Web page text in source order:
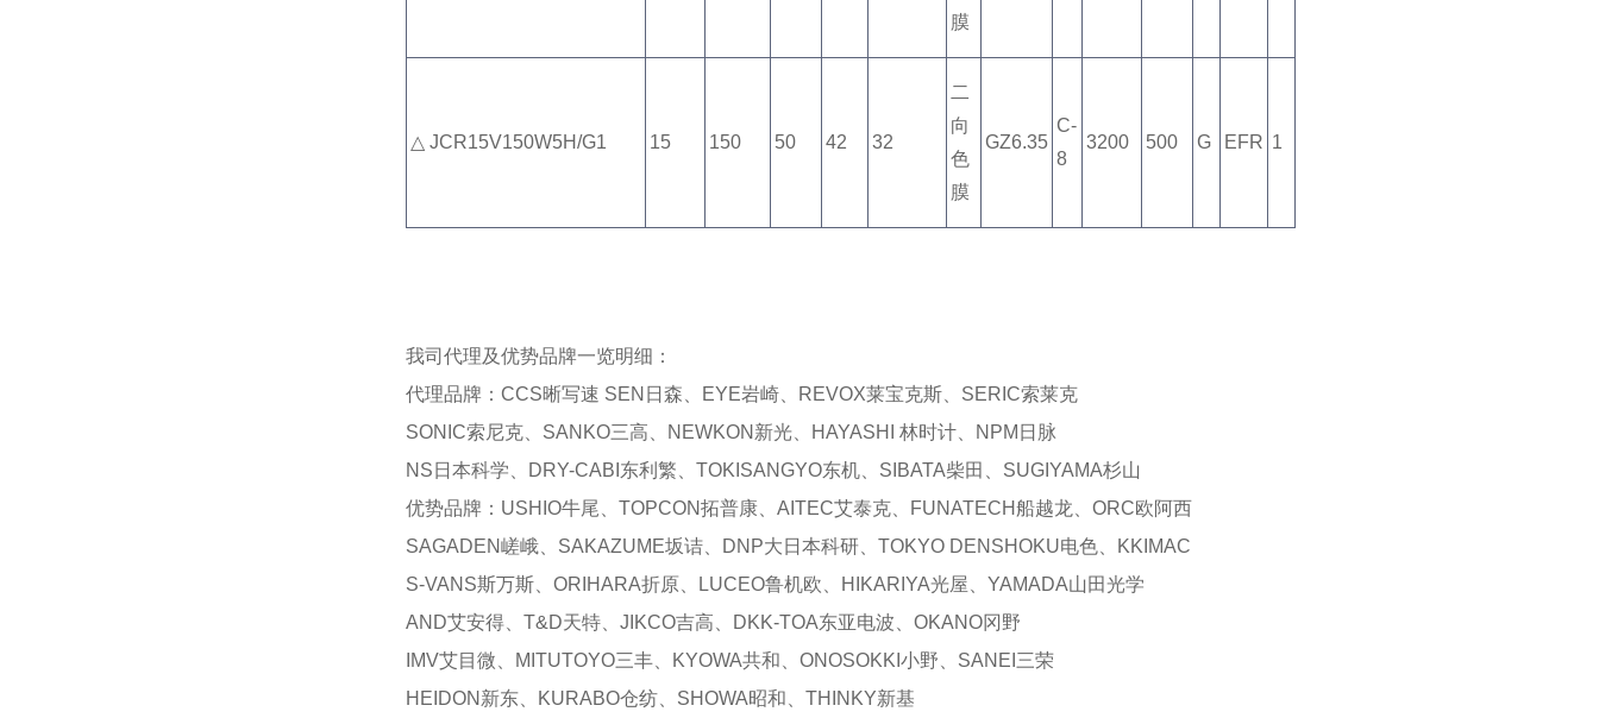
膜
△ JCR15V150W5H/G1 15 150 50 42 32
二
向
色
膜
GZ6.35
C-
8
3200 500 G EFR 1
我司代理及优势品牌一览明细：
代理品牌：CCS晰写速 SEN日森、EYE岩崎、REVOX莱宝克斯、SERIC索莱克
SONIC索尼克、SANKO三高、NEWKON新光、HAYASHI 林时计、NPM日脉
NS日本科学、DRY-CABI东利繁、TOKISANGYO东机、SIBATA柴田、SUGIYAMA杉山
优势品牌：USHIO牛尾、TOPCON拓普康、AITEC艾泰克、FUNATECH船越龙、ORC欧阿西
SAGADEN嵯峨、SAKAZUME坂诘、DNP大日本科研、TOKYO DENSHOKU电色、KKIMAC
S-VANS斯万斯、ORIHARA折原、LUCEO鲁机欧、HIKARIYA光屋、YAMADA山田光学
AND艾安得、T&D天特、JIKCO吉高、DKK-TOA东亚电波、OKANO冈野
IMV艾目微、MITUTOYO三丰、KYOWA共和、ONOSOKKI小野、SANEI三荣
HEIDON新东、KURABO仓纺、SHOWA昭和、THINKY新基